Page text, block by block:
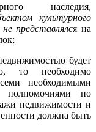
наследия,
культурного
представлялся на
будет
то необходимо
необходимыми
полномочиями по
недвижимости и
должна быть